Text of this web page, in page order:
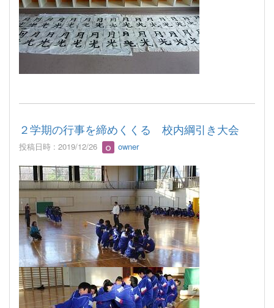
２学期の行事を締めくくる 校内綱引き大会
投稿日時 : 2019/12/26 owner